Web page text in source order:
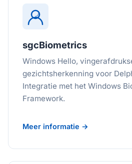
sgcBiometrics
Windows Hello,
gezichtsherkenning voor
Integratie met het Windows
Framework.
Meer informatie →